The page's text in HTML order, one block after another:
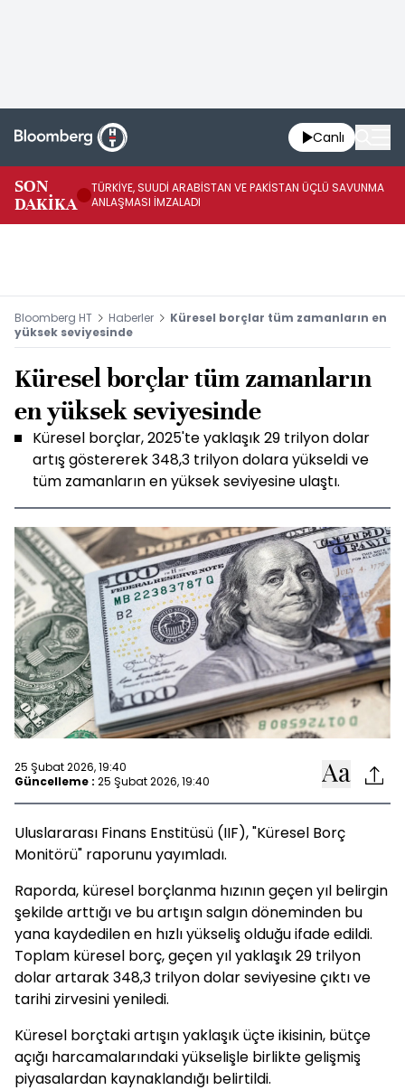
Canlı
SON
DAKİKA
TÜRKİYE, SUUDİ ARABİSTAN VE PAKİSTAN ÜÇLÜ SAVUNMA
ANLAŞMASI İMZALADI
Bloomberg HT Haberler
Küresel borçlar tüm zamanların en
yüksek seviyesinde
Küresel borçlar tüm zamanların
en yüksek seviyesinde
Küresel borçlar, 2025'te yaklaşık 29 trilyon dolar
artış göstererek 348,3 trilyon dolara yükseldi ve
tüm zamanların en yüksek seviyesine ulaştı.
25 Şubat 2026, 19:40
Güncelleme : 25 Şubat 2026, 19:40
Uluslararası Finans Enstitüsü (IIF), "Küresel Borç
Monitörü" raporunu yayımladı.
Raporda, küresel borçlanma hızının geçen yıl belirgin
şekilde arttığı ve bu artışın salgın döneminden bu
yana kaydedilen en hızlı yükseliş olduğu ifade edildi.
Toplam küresel borç, geçen yıl yaklaşık 29 trilyon
dolar artarak 348,3 trilyon dolar seviyesine çıktı ve
tarihi zirvesini yeniledi.
Küresel borçtaki artışın yaklaşık üçte ikisinin, bütçe
açığı harcamalarındaki yükselişle birlikte gelişmiş
piyasalardan kaynaklandığı belirtildi.